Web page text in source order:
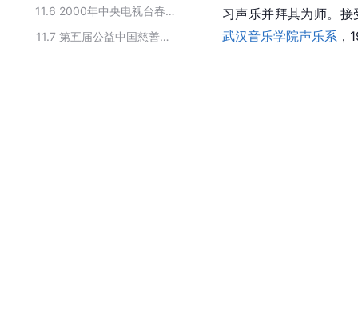
11.6
2000年中央电视台春节联欢晚会参演嘉宾
11.7
第五届公益中国慈善节社会责任明星候选名单
习声乐并拜其为师。
武汉音乐学院声乐系